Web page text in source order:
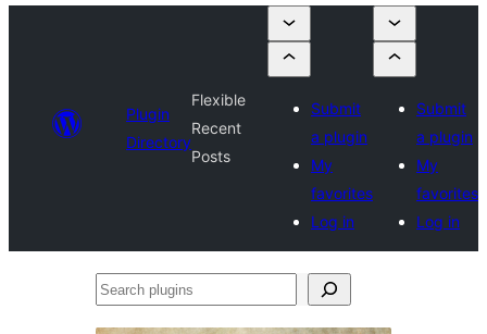
Plugin
Directory
Flexible
Recent
Posts
Submit
a plugin
My
favorites
Log in
Submit
a plugin
My
favorites
Log in
Search